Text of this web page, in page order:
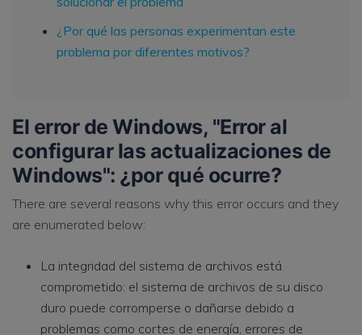
¿Por qué las personas experimentan este
problema por diferentes motivos?
El error de Windows, "Error al
configurar las actualizaciones de
Windows": ¿por qué ocurre?
There are several reasons why this error occurs and they
are enumerated below:
La integridad del sistema de archivos está
comprometido: el sistema de archivos de su disco
duro puede corromperse o dañarse debido a
problemas como cortes de energía, errores de